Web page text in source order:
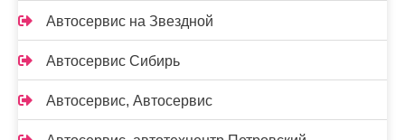
Автосервис на Звездной
Автосервис Сибирь
Автосервис, Автосервис